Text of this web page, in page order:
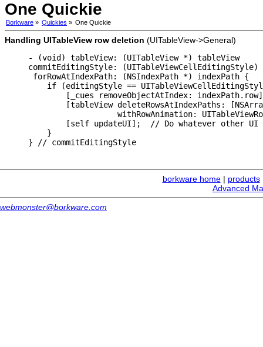
One Quickie
Borkware » Quickies » One Quickie
Handling UITableView row deletion (UITableView->General)
- (void) tableView: (UITableView *) tableView
commitEditingStyle:
forRowAtIndexPath: (NSIndexPath *) indexPath {
if (editingStyle ==
[_cues removeObjectAtIndex:
[tableView deleteRowsAtIndexPaths:
withRowAnimation:
[self updateUI];  // Do whatever other UI
    }
borkware home| products
Advanced
webmonster@borkware.com